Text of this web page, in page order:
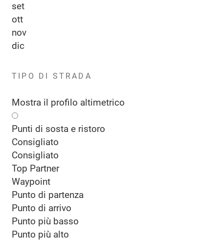
set
ott
nov
dic
TIPO DI STRADA
Mostra il profilo altimetrico
Punti di sosta e ristoro
Consigliato
Consigliato
Top Partner
Waypoint
Punto di partenza
Punto di arrivo
Punto più basso
Punto più alto